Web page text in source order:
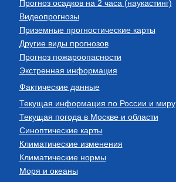
Прогноз осадков на 2 часа (наукастинг)
Видеопрогнозы
Приземные прогностические карты
Другие виды прогнозов
Прогноз пожароопасности
Экстренная информация
Фактические данные
Текущая информация по России и миру
Текущая погода в Москве и области
Синоптические карты
Климатические изменения
Климатические нормы
Моря и океаны